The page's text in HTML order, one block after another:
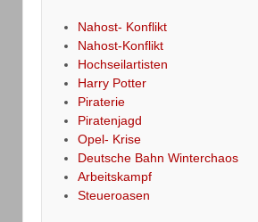
Nahost- Konflikt
Nahost-Konflikt
Hochseilartisten
Harry Potter
Piraterie
Piratenjagd
Opel- Krise
Deutsche Bahn Winterchaos
Arbeitskampf
Steueroasen